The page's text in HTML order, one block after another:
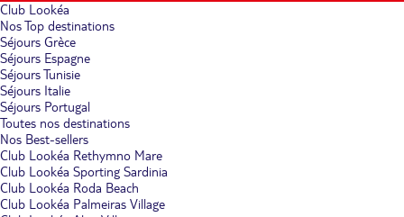
Club Lookéa
Nos Top destinations
Séjours Grèce
Séjours Espagne
Séjours Tunisie
Séjours Italie
Séjours Portugal
Toutes nos destinations
Nos Best-sellers
Club Lookéa Rethymno Mare
Club Lookéa Sporting Sardinia
Club Lookéa Roda Beach
Club Lookéa Palmeiras Village